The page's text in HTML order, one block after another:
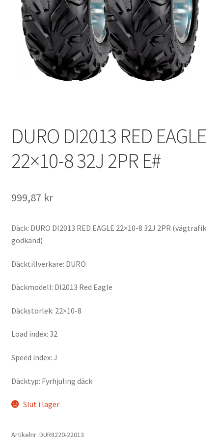
DURO DI2013 RED EAGLE
22×10-8 32J 2PR E#
999,87 kr
Däck: DURO DI2013 RED EAGLE 22×10-8 32J 2PR (vägtrafik
godkänd)
Däcktillverkare: DURO
Däckmodell: DI2013 Red Eagle
Däckstorlek: 22×10-8
Load index: 32
Speed index: J
Däcktyp: Fyrhjuling däck
Slut i lager
Artikelnr: DUR8220-22013